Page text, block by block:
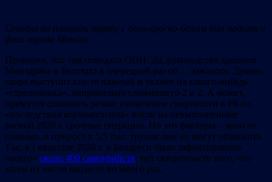
Сегодня на площади наряду с бело-красно-белым был поднят и
флаг города Минска
Проверил, что там поведала ООН. Да, руководство здешних
Минздрава и Белстата в очередной раз об… лажалось. Думаю,
скоро выступит кто-то важный и укажет на какого-нибудь
«стрелочника», неправильно сложившего 2 и 2. А может,
примутся сваливать резкое увеличение смертности в РБ на
«последствия коронапсихоза» и/или на невыполненные
весной 2020 г. срочные операции. Но эти факторы – явно не
главные, и прирост в 5,5 тыс. трупов они не могут объяснить.
Так, в І квартале 2020 г. в Беларуси было зафиксировано
«всего» около 400 самоубийств; нет свидетельств того, что
затем их число выросло во много раз.